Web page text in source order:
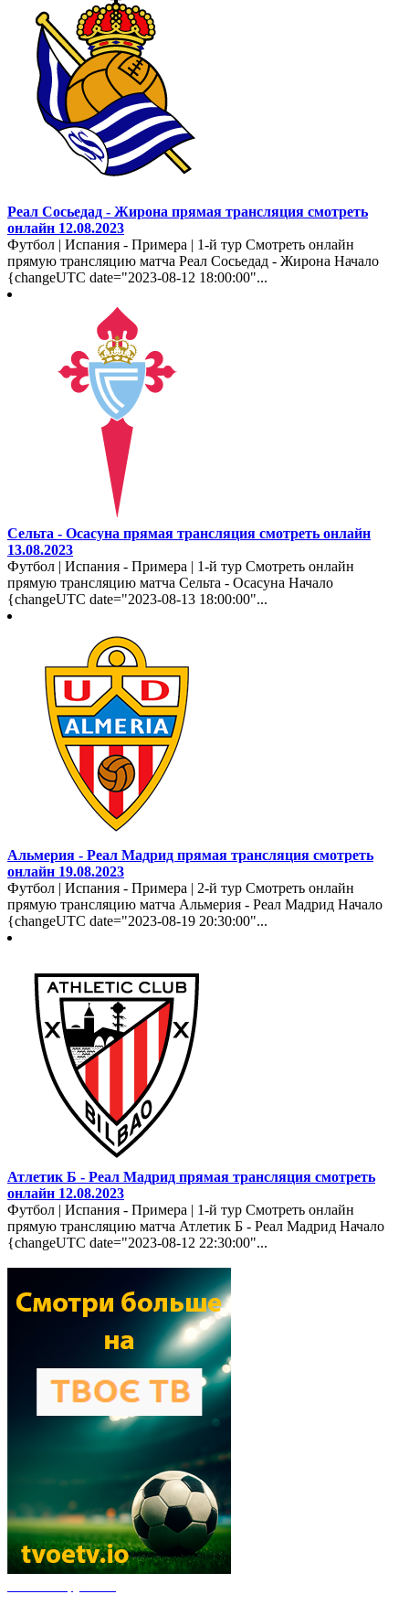
Реал Сосьедад - Жирона прямая трансляция смотреть
онлайн 12.08.2023
Футбол | Испания - Примера | 1-й тур Смотреть онлайн
прямую трансляцию матча Реал Сосьедад - Жирона Начало
{changeUTC date="2023-08-12 18:00:00"...
Сельта - Осасуна прямая трансляция смотреть онлайн
13.08.2023
Футбол | Испания - Примера | 1-й тур Смотреть онлайн
прямую трансляцию матча Сельта - Осасуна Начало
{changeUTC date="2023-08-13 18:00:00"...
Альмерия - Реал Мадрид прямая трансляция смотреть
онлайн 19.08.2023
Футбол | Испания - Примера | 2-й тур Смотреть онлайн
прямую трансляцию матча Альмерия - Реал Мадрид Начало
{changeUTC date="2023-08-19 20:30:00"...
Атлетик Б - Реал Мадрид прямая трансляция смотреть
онлайн 12.08.2023
Футбол | Испания - Примера | 1-й тур Смотреть онлайн
прямую трансляцию матча Атлетик Б - Реал Мадрид Начало
{changeUTC date="2023-08-12 22:30:00"...